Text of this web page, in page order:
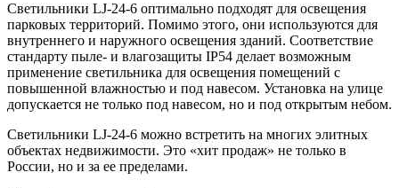
Светильники LJ-24-6 оптимально подходят для освещения
парковых территорий. Помимо этого, они используются для
внутреннего и наружного освещения зданий. Соответствие
стандарту пыле- и влагозащиты IP54 делает возможным
применение светильника для освещения помещений с
повышенной влажностью и под навесом. Установка на улице
допускается не только под навесом, но и под открытым небом.
Светильники LJ-24-6 можно встретить на многих элитных
объектах недвижимости. Это «хит продаж» не только в
России, но и за ее пределами.